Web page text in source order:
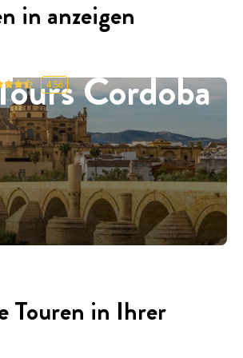
in anzeigen
Cordoba
4.56
Touren in Ihrer